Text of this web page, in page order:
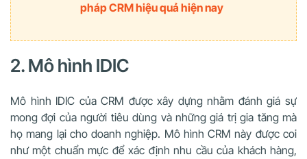
pháp CRM hiệu quả hiện nay
2. Mô hình IDIC
Mô hình IDIC của CRM được xây dựng nhằm đánh giá sự
mong đợi của người tiêu dùng và những giá trị gia tăng mà
họ mang lại cho doanh nghiệp. Mô hình CRM này được coi
như một chuẩn mực để xác định nhu cầu của khách hàng,